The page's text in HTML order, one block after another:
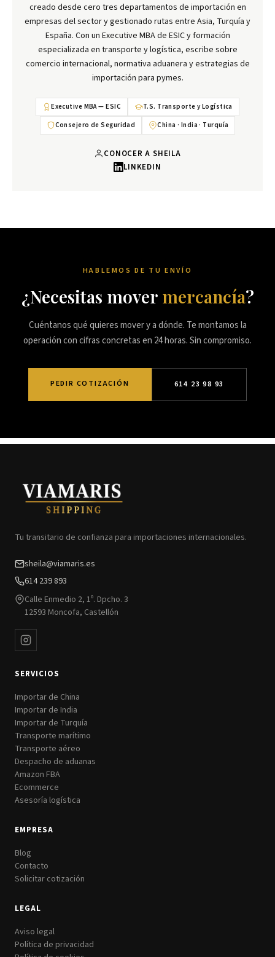
creado desde cero tres departamentos de importación en
empresas del sector y gestionado rutas entre Asia, Turquía y
España. Con un Executive MBA de ESIC y formación
especializada en transporte y logística, escribe sobre
comercio internacional, normativa aduanera y estrategias de
importación para pymes.
Executive MBA — ESIC
T.S. Transporte y Logística
Consejero de Seguridad
China · India · Turquía
CONOCER A SHEILA
LINKEDIN
HABLEMOS DE TU ENVÍO
¿Necesitas mover mercancía?
Cuéntanos qué quieres mover y a dónde. Te montamos la
operación con cifras concretas en 24 horas. Sin compromiso.
PEDIR COTIZACIÓN 614 23 98 93
Tu transitario de confianza para importaciones internacionales.
sheila@viamaris.es
614 239 893
Calle Enmedio 2, 1º. Dpcho. 3
12593 Moncofa, Castellón
SERVICIOS
Importar de China
Importar de India
Importar de Turquía
Transporte marítimo
Transporte aéreo
Despacho de aduanas
Amazon FBA
Ecommerce
Asesoría logística
EMPRESA
Blog
Contacto
Solicitar cotización
LEGAL
Aviso legal
Política de privacidad